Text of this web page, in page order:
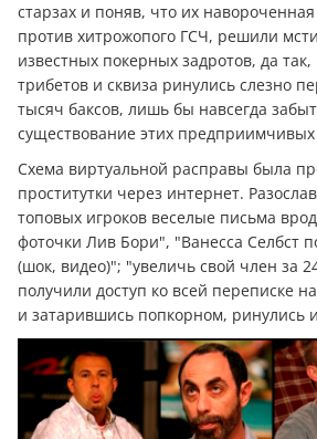
старзах и поняв, что их
против хитрожопого ГСЧ, решили
известных покерных задротов, да так,
трибетов и сквиза ринулись слезно
тысяч баксов, лишь бы навсегда
существование этих предприимчивых
Схема виртуальной расправы была
проститутки через интернет.
топовых игроков веселые письма
фоточки Лив Бори", "Ванесса Селбст
(шок, видео)"; "увеличь свой член за
получили доступ ко всей переписке
и затарившись попкорном, ринулись